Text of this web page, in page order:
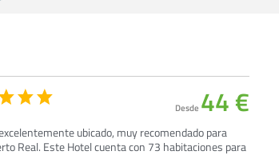
ubicado, muy recomendado para
Real. Este Hotel cuenta con 73 habitaciones para
Desde 44 €